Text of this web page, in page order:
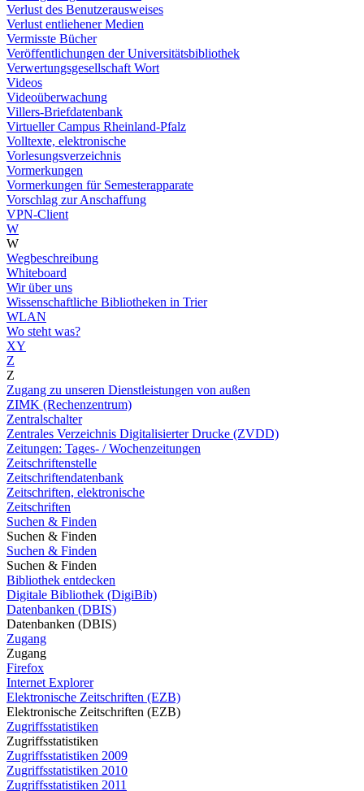
Verlust des Benutzerausweises
Verlust entliehener Medien
Vermisste Bücher
Veröffentlichungen der Universitätsbibliothek
Verwertungsgesellschaft Wort
Videos
Videoüberwachung
Villers-Briefdatenbank
Virtueller Campus Rheinland-Pfalz
Volltexte, elektronische
Vorlesungsverzeichnis
Vormerkungen
Vormerkungen für Semesterapparate
Vorschlag zur Anschaffung
VPN-Client
W
W
Wegbeschreibung
Whiteboard
Wir über uns
Wissenschaftliche Bibliotheken in Trier
WLAN
Wo steht was?
XY
Z
Z
Zugang zu unseren Dienstleistungen von außen
ZIMK (Rechenzentrum)
Zentralschalter
Zentrales Verzeichnis Digitalisierter Drucke (ZVDD)
Zeitungen: Tages- / Wochenzeitungen
Zeitschriftenstelle
Zeitschriftendatenbank
Zeitschriften, elektronische
Zeitschriften
Suchen & Finden
Suchen & Finden
Suchen & Finden
Suchen & Finden
Bibliothek entdecken
Digitale Bibliothek (DigiBib)
Datenbanken (DBIS)
Datenbanken (DBIS)
Zugang
Zugang
Firefox
Internet Explorer
Elektronische Zeitschriften (EZB)
Elektronische Zeitschriften (EZB)
Zugriffsstatistiken
Zugriffsstatistiken
Zugriffsstatistiken 2009
Zugriffsstatistiken 2010
Zugriffsstatistiken 2011